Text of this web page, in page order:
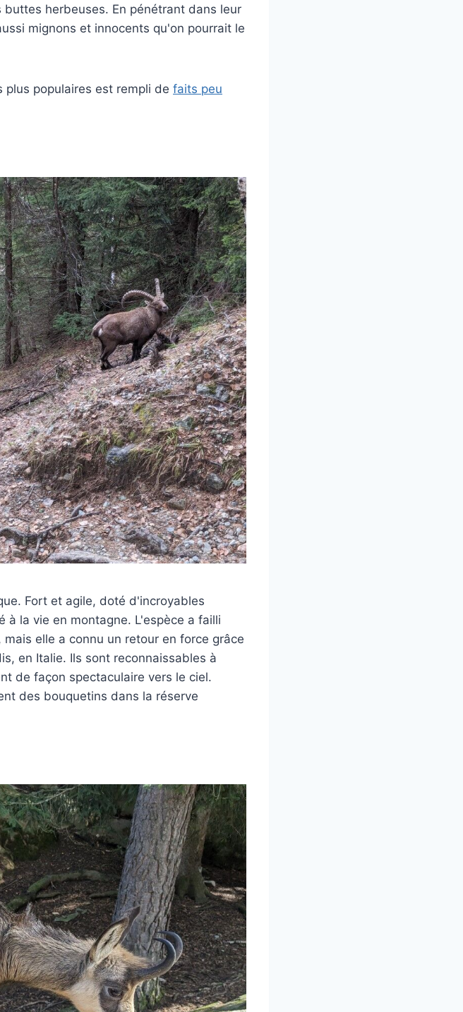
herbeuses. En pénétrant dans leur
mignons et innocents qu'on pourrait le
populaires est rempli de faits peu
Fort et agile, doté d'incroyables
la vie en montagne. L'espèce a failli
elle a connu un retour en force grâce
en Italie. Ils sont reconnaissables à
de façon spectaculaire vers le ciel.
des bouquetins dans la réserve